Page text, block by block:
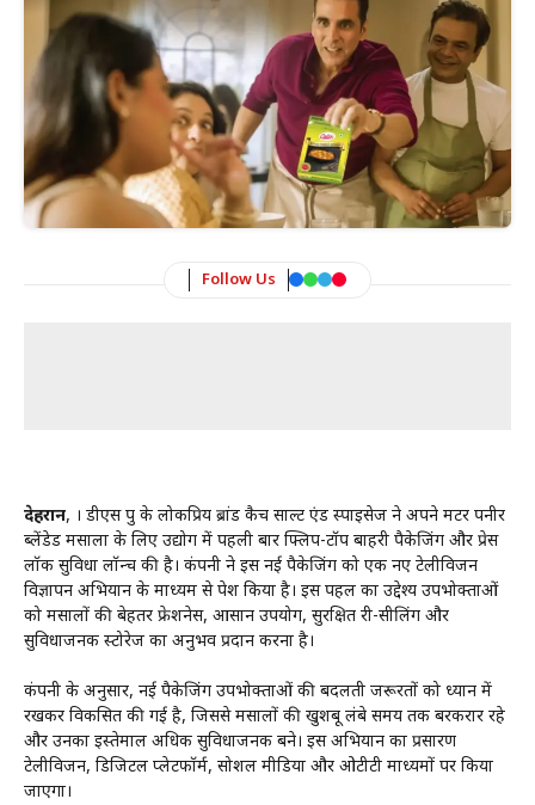
Follow Us
देहरादून, । डीएस ग्रुप के लोकप्रिय ब्रांड कैच साल्ट एंड स्पाइसेज ने अपने मटर पनीर
ब्लेंडेड मसाला के लिए उद्योग में पहली बार फ्लिप-टॉप बाहरी पैकेजिंग और प्रेस
लॉक सुविधा लॉन्च की है। कंपनी ने इस नई पैकेजिंग को एक नए टेलीविजन
विज्ञापन अभियान के माध्यम से पेश किया है। इस पहल का उद्देश्य उपभोक्ताओं
को मसालों की बेहतर फ्रेशनेस, आसान उपयोग, सुरक्षित री-सीलिंग और
सुविधाजनक स्टोरेज का अनुभव प्रदान करना है।
कंपनी के अनुसार, नई पैकेजिंग उपभोक्ताओं की बदलती जरूरतों को ध्यान में
रखकर विकसित की गई है, जिससे मसालों की खुशबू लंबे समय तक बरकरार रहे
और उनका इस्तेमाल अधिक सुविधाजनक बने। इस अभियान का प्रसारण
टेलीविजन, डिजिटल प्लेटफॉर्म, सोशल मीडिया और ओटीटी माध्यमों पर किया
जाएगा।